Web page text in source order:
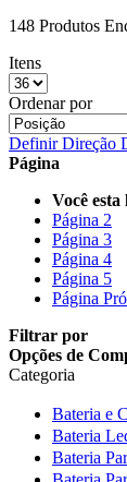
Queenie
Ripoint
Selens
Shimbol
Sirui
Smallrig
Somita
148 Produtos
Itens
Ordenar por
Definir Direção
Página
Você
Página 2
Página 3
Página 4
Página 5
Página
Filtrar por
Opções de
Categoria
Bateria e
Bateria
Bateria